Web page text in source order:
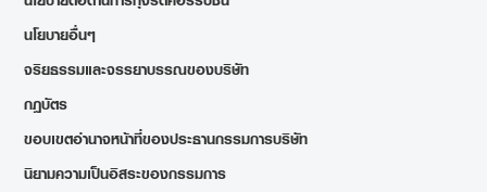
นโยบายอื่นๆ
จริยธรรมและจรรยาบรรณของบริษัท
กฎบัตร
ขอบเขตอำนาจหน้าที่ของประธานกรรมการบริษัท
นิยามความเป็นอิสระของกรรมการ